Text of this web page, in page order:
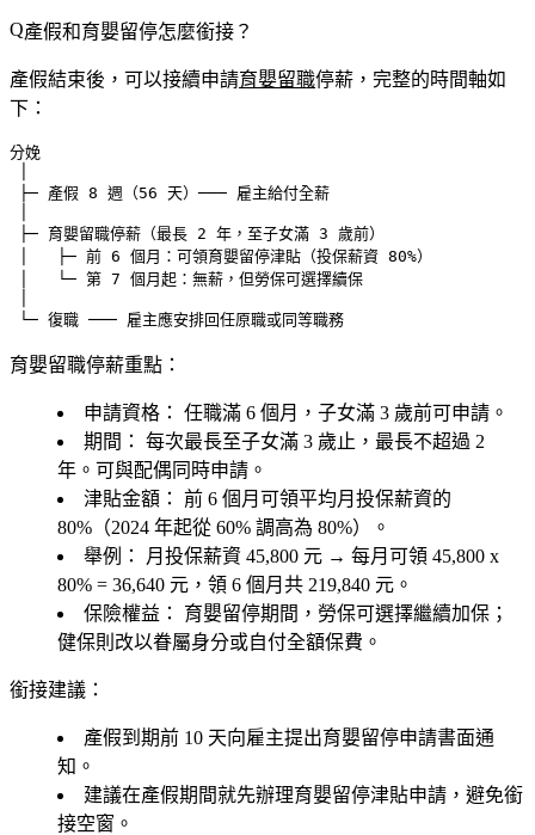
產假和育嬰留停怎麼銜接？
產假結束後，可以接續申請育嬰留職停薪，完整的時間軸如
下：
分娩
├─ 產假 8 週（56 天）─── 雇主給付全薪
├─ 育嬰留職停薪（最長 2 年，至子女滿 3 歲前）
│   ├─ 前 6 個月：可領育嬰留停津貼（投保薪資 80%）
│   └─ 第 7 個月起：無薪，但勞保可選擇續保
育嬰留職停薪重點：
申請資格： 任職滿 6 個月，子女滿 3 歲前可申請。
期間： 每次最長至子女滿 3 歲止，最長不超過 2
年。可與配偶同時申請。
津貼金額： 前 6 個月可領平均月投保薪資的
80% （2024 年起從 60% 調高為 80%）。
舉例：
月投保薪資 45,800 元 → 每月可領 45,800 x
80% = 36,640 元 ，領 6 個月共 219,840 元 。
保險權益：
育嬰留停期間，勞保可選擇繼續加保；
健保則改以眷屬身分或自付全額保費。
銜接建議：
產假到期前 10 天向雇主提出育嬰留停申請書面通
知。
建議在產假期間就先辦理育嬰留停津貼申請，避免銜
接空窗。